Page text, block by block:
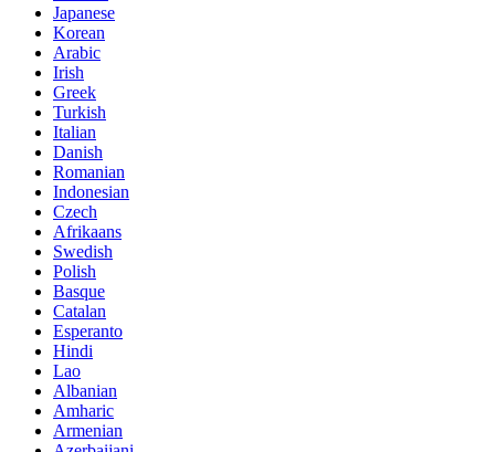
Japanese
Korean
Arabic
Irish
Greek
Turkish
Italian
Danish
Romanian
Indonesian
Czech
Afrikaans
Swedish
Polish
Basque
Catalan
Esperanto
Hindi
Lao
Albanian
Amharic
Armenian